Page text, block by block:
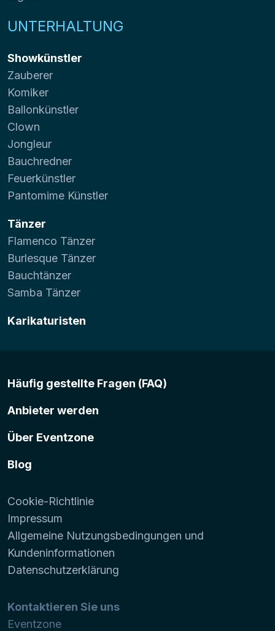
UNTERHALTUNG
Showkünstler
Zauberer
Komiker
Ballonkünstler
Clown
Jongleur
Bauchredner
Feuerkünstler
Pantomime Künstler
Tänzer
Flamenco Tänzer
Burlesque Tänzer
Bauchtänzer
Samba Tänzer
Karikaturisten
Häufig gestellte Fragen (FAQ)
Anbieter werden
Über Eventzone
Blog
Cookie-Richtlinie
Impressum
Allgemeine Nutzungsbedingungen und
Kundeninformationen
Datenschutzerklärung
Kontaktieren Sie uns
Eventzone